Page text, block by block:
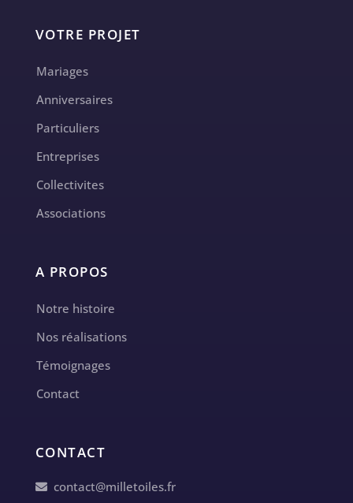
VOTRE PROJET
Mariages
Anniversaires
Particuliers
Entreprises
Collectivites
Associations
A PROPOS
Notre histoire
Nos réalisations
Témoignages
Contact
CONTACT
contact@milletoiles.fr